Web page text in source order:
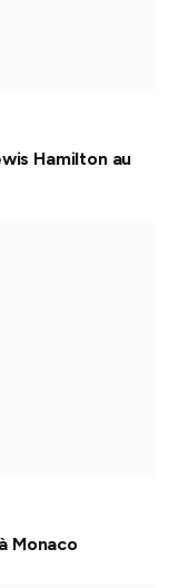
Hamilton au
Monaco